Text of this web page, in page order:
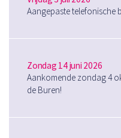
Aangepaste telefonische
Zondag 14 juni 2026
Aankomende zondag 4
de Buren!